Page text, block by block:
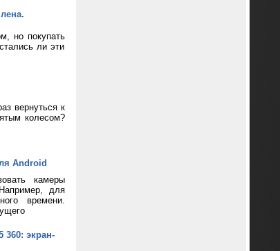
но покупать
ли эти
вернуться к
колесом?
Android
камеры
для
времени.
360: экран-